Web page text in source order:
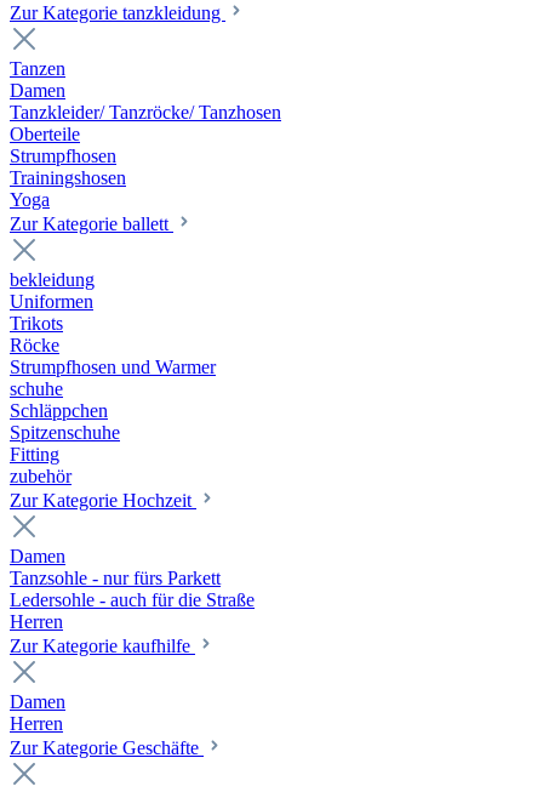
Zur Kategorie tanzkleidung
Tanzen
Damen
Tanzkleider/ Tanzröcke/ Tanzhosen
Oberteile
Strumpfhosen
Trainingshosen
Yoga
Zur Kategorie ballett
bekleidung
Uniformen
Trikots
Röcke
Strumpfhosen und Warmer
schuhe
Schläppchen
Spitzenschuhe
Fitting
zubehör
Zur Kategorie Hochzeit
Damen
Tanzsohle - nur fürs Parkett
Ledersohle - auch für die Straße
Herren
Zur Kategorie kaufhilfe
Damen
Herren
Zur Kategorie Geschäfte